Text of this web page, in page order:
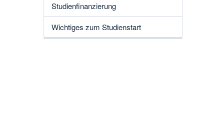
Studienfinanzierung
Wichtiges zum Studienstart